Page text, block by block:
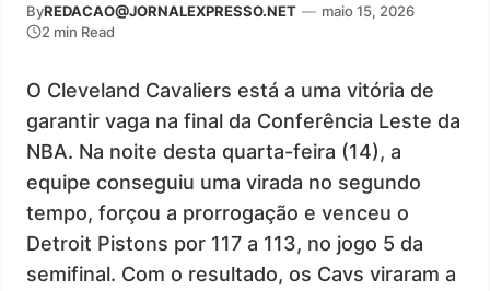
ByREDACAO@JORNALEXPRESSO.NET — maio 15, 2026
2 min Read
O Cleveland Cavaliers está a uma vitória de
garantir vaga na final da Conferência Leste da
NBA. Na noite desta quarta-feira (14), a
equipe conseguiu uma virada no segundo
tempo, forçou a prorrogação e venceu o
Detroit Pistons por 117 a 113, no jogo 5 da
semifinal. Com o resultado, os Cavs viraram a